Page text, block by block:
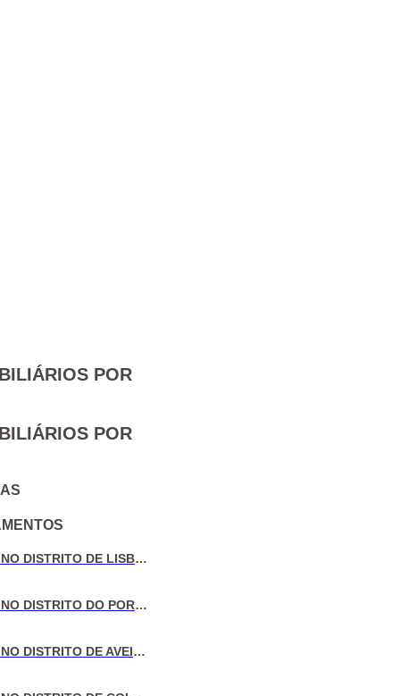
POR
POR
VENDA DE MORADIAS NO DISTRITO DE LISBOA
VENDA DE MORADIAS NO DISTRITO DO PORTO
VENDA DE MORADIAS NO DISTRITO DE AVEIRO